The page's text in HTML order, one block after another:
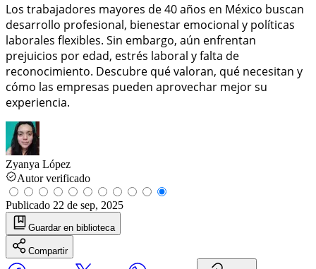
Los trabajadores mayores de 40 años en México buscan
desarrollo profesional, bienestar emocional y políticas
laborales flexibles. Sin embargo, aún enfrentan
prejuicios por edad, estrés laboral y falta de
reconocimiento. Descubre qué valoran, qué necesitan y
cómo las empresas pueden aprovechar mejor su
experiencia.
Zyanya López
Autor verificado
Publicado 22 de sep, 2025
Guardar en biblioteca
Compartir